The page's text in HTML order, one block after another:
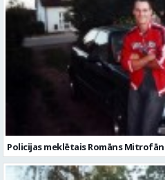
Policijas meklētais Romāns